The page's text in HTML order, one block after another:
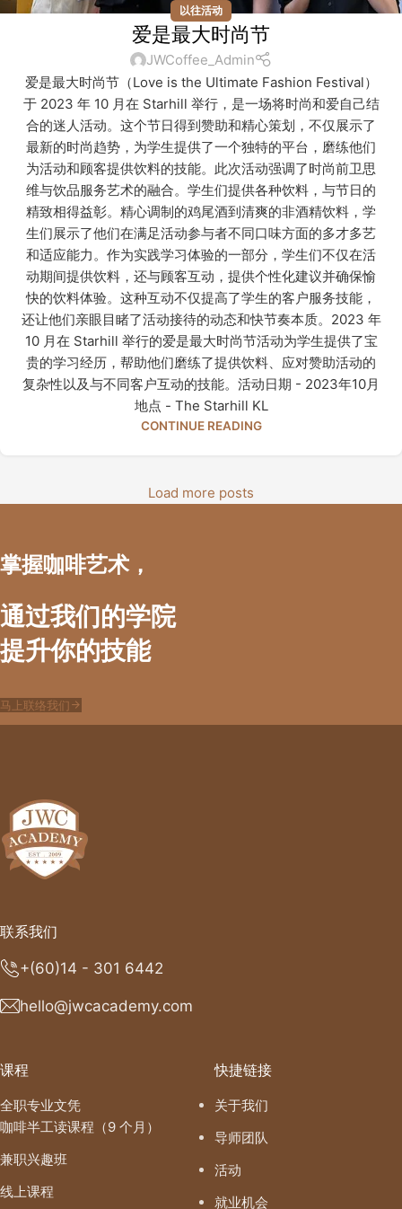
以往活动
爱是最大时尚节
JWCoffee_Admin
爱是最大时尚节（Love is the Ultimate Fashion Festival）
于 2023 年 10 月在 Starhill 举行，是一场将时尚和爱自己结
合的迷人活动。这个节日得到赞助和精心策划，不仅展示了
最新的时尚趋势，为学生提供了一个独特的平台，磨练他们
为活动和顾客提供饮料的技能。此次活动强调了时尚前卫思
维与饮品服务艺术的融合。学生们提供各种饮料，与节日的
精致相得益彰。精心调制的鸡尾酒到清爽的非酒精饮料，学
生们展示了他们在满足活动参与者不同口味方面的多才多艺
和适应能力。作为实践学习体验的一部分，学生们不仅在活
动期间提供饮料，还与顾客互动，提供个性化建议并确保愉
快的饮料体验。这种互动不仅提高了学生的客户服务技能，
还让他们亲眼目睹了活动接待的动态和快节奏本质。2023 年
10 月在 Starhill 举行的爱是最大时尚节活动为学生提供了宝
贵的学习经历，帮助他们磨练了提供饮料、应对赞助活动的
复杂性以及与不同客户互动的技能。活动日期 - 2023年10月
地点 - The Starhill KL
CONTINUE READING
Load more posts
掌握咖啡艺术，
通过我们的学院
提升你的技能
马上联络我们
联系我们
+(60)14 - 301 6442
hello@jwcacademy.com
课程
全职专业文凭
咖啡半工读课程（9 个月）
兼职兴趣班
线上课程
快捷链接
关于我们
导师团队
活动
就业机会